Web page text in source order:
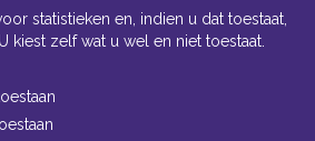
statistieken en, indien u dat toestaat,
kiest zelf wat u wel en niet toestaat.